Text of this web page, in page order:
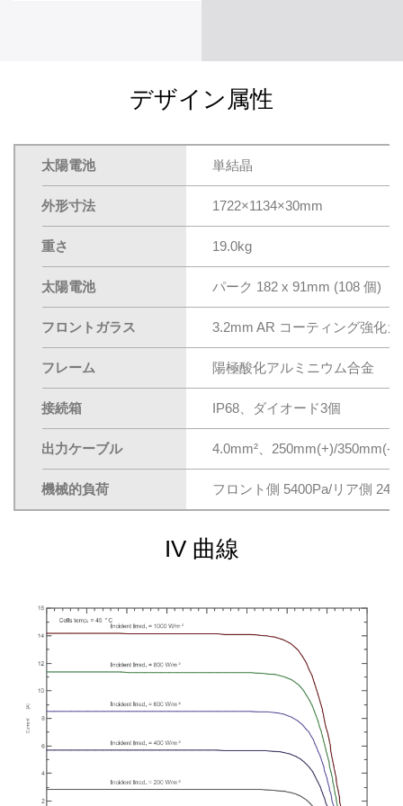
デザイン属性
太陽電池 単結晶
外形寸法 1722×1134×30mm
重さ 19.0kg
太陽電池 パーク 182 x 91mm (108 個)
フロントガラス 3.2mm AR コーティング強化
フレーム 陽極酸化アルミニウム合金
接続箱 IP68、ダイオード3個
出力ケーブル 4.0mm²、250mm(+)/350mm(-
機械的負荷 フロント側 5400Pa/リア側
IV 曲線